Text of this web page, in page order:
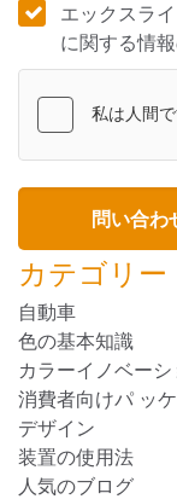
エックスラ
に関する情
カテゴリー
自動車
色の基本知識
カラーイノベーシ
消費者向けパ ッ
デザイン
装置の使用法
人気のブログ